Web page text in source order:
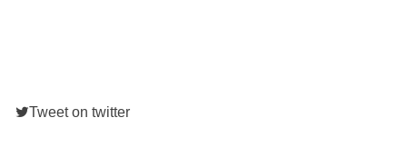
Tweet on twitter